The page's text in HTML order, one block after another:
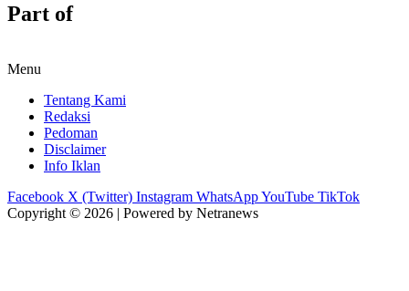
Part of
Menu
Tentang Kami
Redaksi
Pedoman
Disclaimer
Info Iklan
Facebook X (Twitter) Instagram WhatsAppYouTube TikTok
Copyright © 2026 | Powered by Netranews